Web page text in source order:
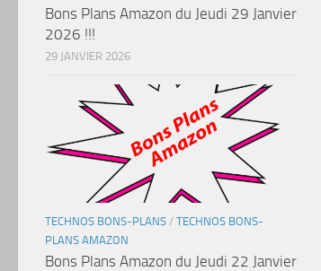
Bons Plans Amazon du Jeudi 29 Janvier
2026 !!!
29 JANVIER 2026
TECHNOS BONS-PLANS / TECHNOS BONS-
PLANS AMAZON
Bons Plans Amazon du Jeudi 22 Janvier